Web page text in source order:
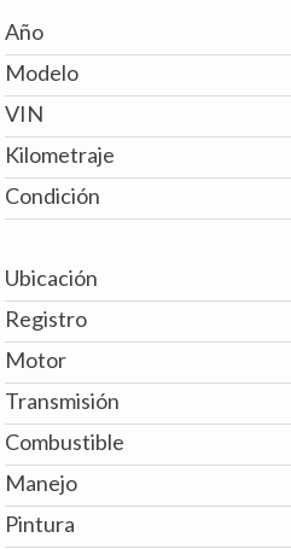
Año
Modelo
VIN
Kilometraje
Condición
Ubicación
Registro
Motor
Transmisión
Combustible
Manejo
Pintura